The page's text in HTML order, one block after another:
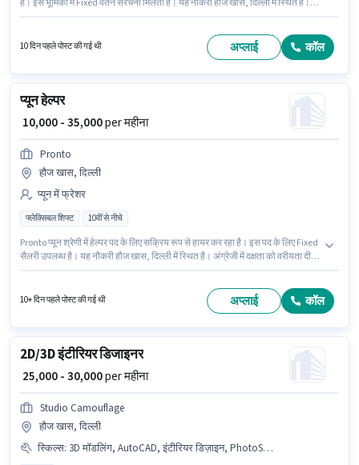
है। इस भूमिका में Fixed वेतन संरचना मिलती है। यह नौकरी हौज खास, दिल्ली में स्थित है।
टाइम की है, फ्लेक्सिबल शिफ्ट के साथ और 6 days working प्रति सप्ताह है।
10 दिन पहले पोस्ट की गई थी अप्लाई कॉल
प्यून हेल्पर
₹ 10,000 - 35,000per महीना
Pronto
हौज खास, दिल्ली
प्यून में फ्रेशर
फ्लेक्सिबल शिफ्ट 10वीं से नीचे
Pronto प्यून श्रेणी में हेल्पर पद के लिए सक्रिय रूप से हायर कर रहा है। इस पद के लिए Fixed
सैलरी उपलब्ध है। यह नौकरी हौज खास, दिल्ली में स्थित है। अंग्रेजी में दक्षता को वरीयता दी
हैं।
10+ दिन पहले पोस्ट की गई थी अप्लाई कॉल
2D/3D इंटीरियर डिजाइनर
₹ 25,000 - 30,000per महीना
Studio Camouflage
हौज खास, दिल्ली
स्किल्स: 3D मॉडलिंग, AutoCAD, इंटीरियर डिज़ाइन, PhotoShop, SketchUp